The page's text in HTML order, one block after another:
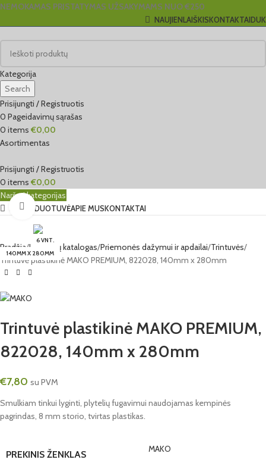
NEMOKAMAS PRISTATYMAS UŽSAKYMAMS NUO €250
NAUJIENLAIŠKISKONTAKTAIDUK
Kategorija
Search
Prisijungti / Registruotis
0 Pageidavimų sąrašas
0 items €0,00
Asortimentas
Prisijungti / Registruotis
0 items €0,00
Naršyti kategorijas
EL. PARDUOTUVĖAPIE MUSKONTAKTAI
6 VNT.
140MM X 280MM
Click to enlarge
Pradžia Produktų katalogas Priemonės dažymui ir apdailai Trintuvės
Trintuvė plastikinė MAKO PREMIUM, 822028, 140mm x 280mm
Trintuvė plastikinė MAKO PREMIUM,
822028, 140mm x 280mm
€7,80 su PVM
Smulkiam tinkui lyginti, plytelių fugavimui naudojamas kempinės
pagrindas, 8 mm storio, tvirtas plastikas.
PREKINIS ŽENKLAS MAKO